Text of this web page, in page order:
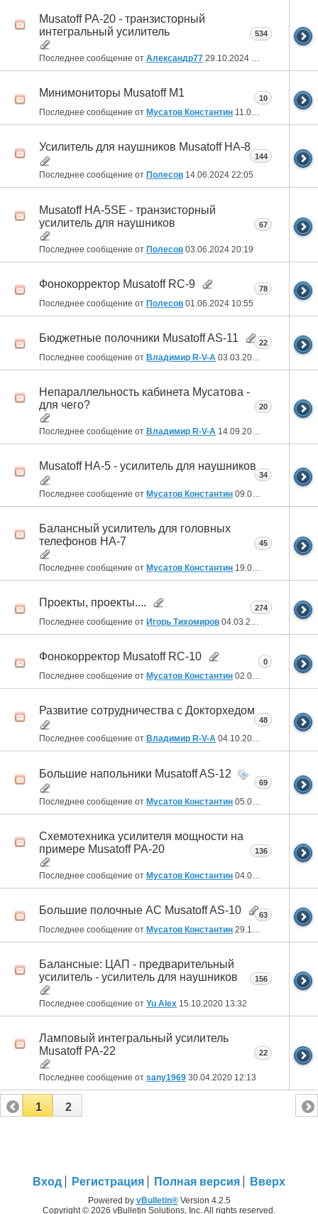
Musatoff PA-20 - транзисторный
интегральный усилитель
Последнее сообщение от Александр77 29.10.2024 07:51
534
Минимониторы Musatoff M1
Последнее сообщение от Мусатов Константин 11.07.2024 21:43
10
Усилитель для наушников Musatoff HA-8
Последнее сообщение от Полесов 14.06.2024 22:05
144
Musatoff HA-5SE - транзисторный
усилитель для наушников
Последнее сообщение от Полесов 03.06.2024 20:19
67
Фонокорректор Musatoff RC-9
Последнее сообщение от Полесов 01.06.2024 10:55
78
Бюджетные полочники Musatoff AS-11
Последнее сообщение от Владимир R-V-A 03.03.2024
22
Непараллельность кабинета Мусатова -
для чего?
Последнее сообщение от Владимир R-V-A 14.09.2023
20
Musatoff HA-5 - усилитель для наушников
Последнее сообщение от Мусатов Константин 09.09.2023
34
Балансный усилитель для головных
телефонов HA-7
Последнее сообщение от Мусатов Константин 19.07.2022
45
Проекты, проекты....
Последнее сообщение от Игорь Тихомиров 04.03.2022
274
Фонокорректор Musatoff RC-10
Последнее сообщение от Мусатов Константин 02.03.2022 12:18
0
Развитие сотрудничества с Докторхедом
Последнее сообщение от Владимир R-V-A 04.10.2021
48
Большие напольники Musatoff AS-12
Последнее сообщение от Мусатов Константин 05.07.2021
69
Схемотехника усилителя мощности на
примере Musatoff PA-20
Последнее сообщение от Мусатов Константин 04.05.2021
136
Большие полочные АС Musatoff AS-10
Последнее сообщение от Мусатов Константин 29.12.2020 22:44
63
Балансные: ЦАП - предварительный
усилитель - усилитель для наушников
Последнее сообщение от Yu Alex 15.10.2020 13:32
156
Ламповый интегральный усилитель
Musatoff PA-22
Последнее сообщение от sany1969 30.04.2020 12:13
22
1 2
Вход Регистрация Полная версия Вверх
Powered by vBulletin®Version 4.2.5
Copyright © 2026 vBulletin Solutions, Inc. All rights reserved.